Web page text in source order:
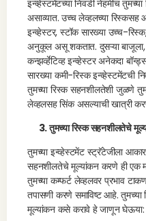
इन्व्हेस्टमेंटच्या निवडी नेहमीच
असाव्यात. उच्च लेव्हलच्या
इन्व्हेस्टर, स्टॉक सारख्या उच्च-रिस्क,
अनुकूल असू शकतात. दुसऱ्या
कन्झर्व्हेटिव्ह इन्व्हेस्टर अनेकदा
सारख्या कमी-रिस्क इन्व्हेस्टमेंटची
तुमच्या रिस्क सहनशीलतेशी जुळणे
लेव्हलसह सिंक असल्याची खात्री
3. तुमच्या रिस्क सहनशीलतेचे
तुमच्या इन्व्हेस्टमेंट स्ट्रॅटेजीला आकार
सहनशीलतेचे मूल्यांकन करणे ही एक
तुमच्या कम्फर्ट लेव्हलवर प्रभाव
तपासणी करणे समाविष्ट आहे.
मूल्यांकन कसे करावे हे जाणून घेऊया: